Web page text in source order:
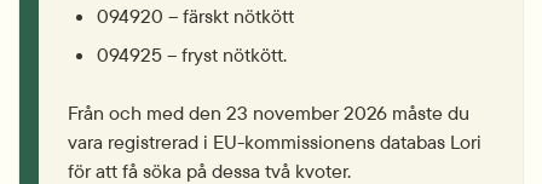
094920 – färskt nötkött
094925 – fryst nötkött.
Från och med den 23 november 2026 måste du
vara registrerad i EU-kommissionens databas Lori
för att få söka på dessa två kvoter.